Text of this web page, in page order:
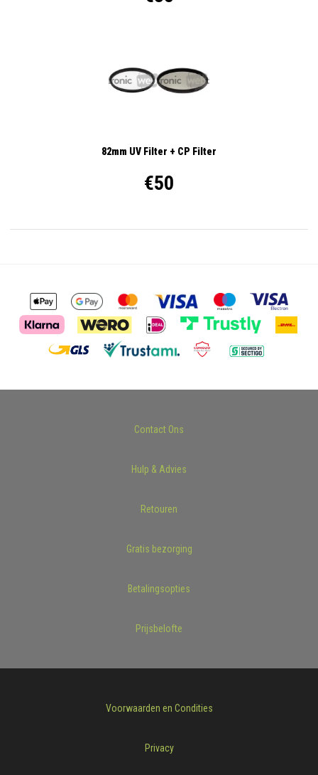
82mm UV Filter + CP Filter
€50
Contact Ons
Hulp & Advies
Retouren
Gratis bezorging
Betalingsopties
Prijsbelofte
Voorwaarden en Condities
Privacy